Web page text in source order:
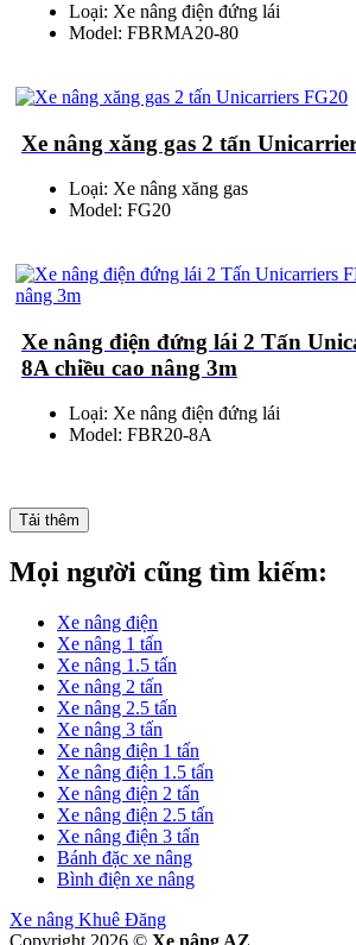
Loại: Xe nâng điện đứng lái
Model: FBRMA20-80
Xe nâng xăng gas 2 tấn
Loại: Xe nâng xăng gas
Model: FG20
Xe nâng điện đứng lái 2 Tấn
8A chiều cao nâng 3m
Loại: Xe nâng điện đứng lái
Model: FBR20-8A
Tải thêm
Mọi người cũng tìm kiếm:
Xe nâng điện
Xe nâng 1 tấn
Xe nâng 1.5 tấn
Xe nâng 2 tấn
Xe nâng 2.5 tấn
Xe nâng 3 tấn
Xe nâng điện 1 tấn
Xe nâng điện 1.5 tấn
Xe nâng điện 2 tấn
Xe nâng điện 2.5 tấn
Xe nâng điện 3 tấn
Bánh đặc xe nâng
Bình điện xe nâng
Xe nâng Khuê Đăng
Copyright 2026 © Xe nâng AZ